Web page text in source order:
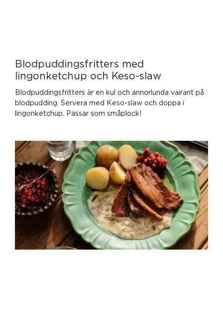
Blodpuddingsfritters med
lingonketchup och Keso-slaw
Blodpuddingsfritters är en kul och annorlunda vairant på
blodpudding. Servera med Keso-slaw och doppa i
lingonketchup. Passar som småplock!